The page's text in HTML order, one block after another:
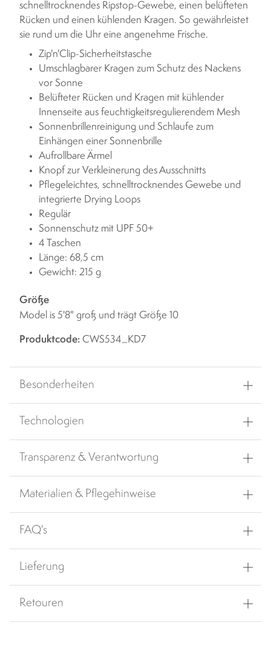
schnelltrocknendes Ripstop-Gewebe, einen belüfteten
Rücken und einen kühlenden Kragen. So gewährleistet
sie rund um die Uhr eine angenehme Frische.
Zip'n'Clip-Sicherheitstasche
Umschlagbarer Kragen zum Schutz des Nackens
vor Sonne
Belüfteter Rücken und Kragen mit kühlender
Innenseite aus feuchtigkeitsregulierendem Mesh
Sonnenbrillenreinigung und Schlaufe zum
Einhängen einer Sonnenbrille
Aufrollbare Ärmel
Knopf zur Verkleinerung des Ausschnitts
Pflegeleichtes, schnelltrocknendes Gewebe und
integrierte Drying Loops
Regulär
Sonnenschutz mit UPF 50+
4 Taschen
Länge: 68,5 cm
Gewicht: 215 g
Größe
Model is 5'8" groß und trägt Größe 10
Produktcode: CWS534_KD7
Besonderheiten
Technologien
Transparenz & Verantwortung
Materialien & Pflegehinweise
FAQ's
Lieferung
Retouren